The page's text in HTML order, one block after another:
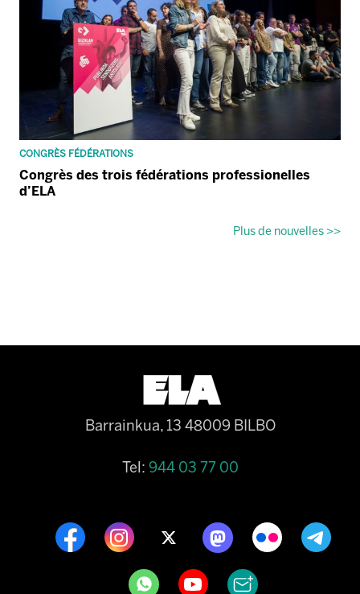
CONGRÈS FÉDÉRATIONS
Congrès des trois fédérations professionelles
d’ELA
Plus de nouvelles >>
Barrainkua, 13 48009 BILBO
Tel: 944 03 77 00